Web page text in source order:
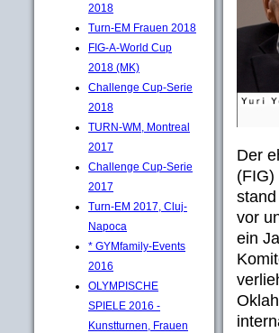
2018
Turn-EM Frauen 2018
FIG-A-World Cup
2018 (MK)
Challenge Cup-Serie
2018
TURN-WM, Montreal
2017
Challenge Cup-Serie
2017
Turn-EM 2017, Cluj-
Napoca
* GYMfamily-Events
2016
OLYMPISCHE
SPIELE 2016 -
Kunstturnen, Frauen
Der
(FIG)
vor
ein